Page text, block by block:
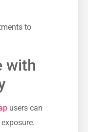
to
with
users can